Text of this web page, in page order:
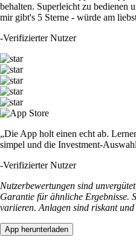
behalten. Superleicht zu bedienen
mir gibt's 5 Sterne - würde am
-Verifizierter Nutzer
„Die App holt einen echt ab.
simpel und die Investment-
-Verifizierter Nutzer
Nutzerbewertungen sind
Garantie für ähnliche Ergebnisse.
variieren. Anlagen sind riskant
App herunterladen